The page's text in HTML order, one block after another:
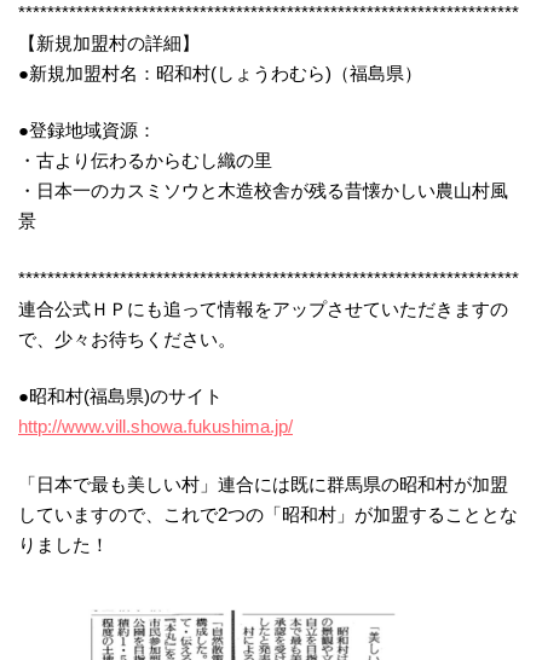
*********************************************************************
【新規加盟村の詳細】
●新規加盟村名：昭和村(しょうわむら)（福島県）
●登録地域資源：
・古より伝わるからむし織の里
・日本一のカスミソウと木造校舎が残る昔懐かしい農山村風
景
*********************************************************************
連合公式ＨＰにも追って情報をアップさせていただきますの
で、少々お待ちください。
●昭和村(福島県)のサイト
http://www.vill.showa.fukushima.jp/
「日本で最も美しい村」連合には既に群馬県の昭和村が加盟
していますので、これで2つの「昭和村」が加盟することとな
りました！